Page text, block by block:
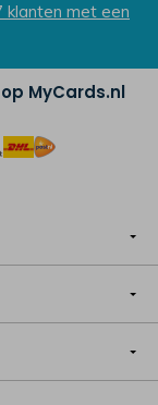
klanten met een
MyCards.nl